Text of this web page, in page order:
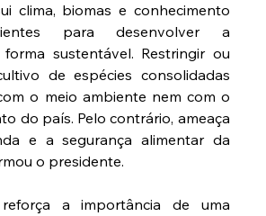
clima, biomas e conhecimento
para desenvolver a
sustentável. Restringir ou
de espécies consolidadas
o meio ambiente nem com o
do país. Pelo contrário, ameaça
e a segurança alimentar da
o presidente.
a importância de uma